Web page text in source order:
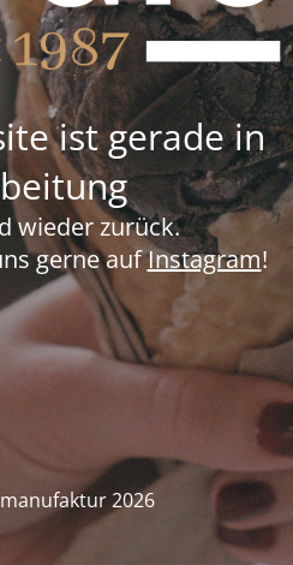
ist gerade in
wieder zurück.
gerne aufInstagram!
2026